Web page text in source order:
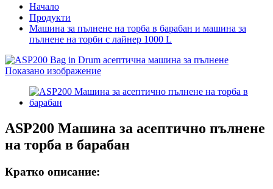
Начало
Продукти
Машина за пълнене на торба в барабан и машина за
пълнене на торби с лайнер 1000 L
ASP200 Машина за асептично пълнене
на торба в барабан
Кратко описание: